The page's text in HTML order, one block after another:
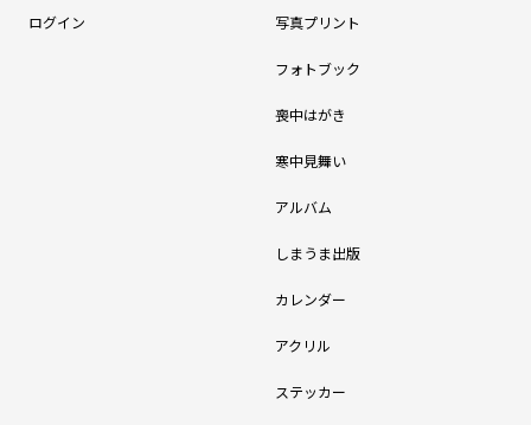
ログイン 写真プリント
フォトブック
喪中はがき
寒中見舞い
アルバム
しまうま出版
カレンダー
アクリル
ステッカー